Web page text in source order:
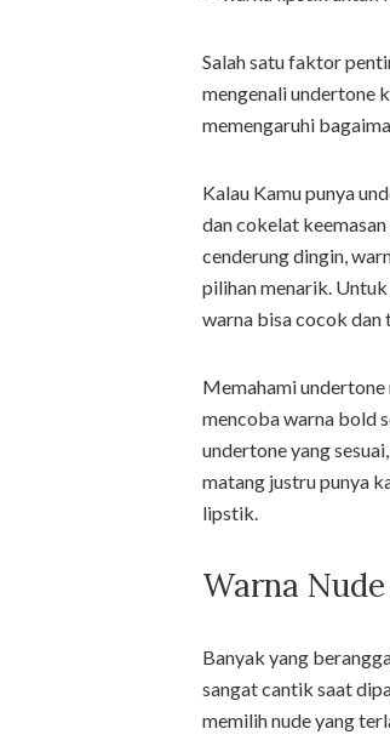
Salah satu faktor
mengenali undertone
memengaruhi
Kalau Kamu punya
dan cokelat
cenderung dingin,
pilihan menarik.
warna bisa cocok dan
Memahami
mencoba warna bold
undertone yang
matang justru punya
lipstik.
Warna
Banyak yang
sangat cantik saat
memilih nude yang